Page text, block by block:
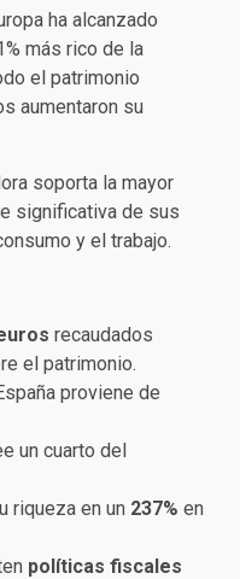
ha alcanzado
más rico de la
el patrimonio
aumentaron su
soporta la mayor
significativa de sus
y el trabajo.
recaudados
el patrimonio.
proviene de
un cuarto del
riqueza en un 237% en
políticas fiscales